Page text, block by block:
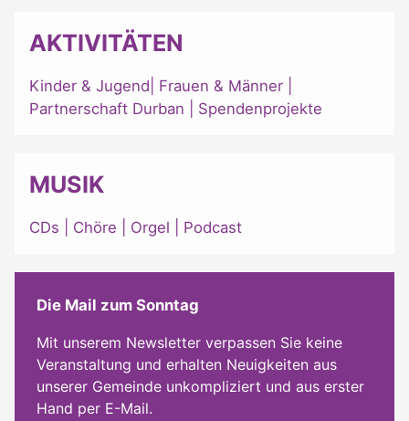
AKTIVITÄTEN
Kinder & Jugend Frauen & Männer
Partnerschaft Durban
Spendenprojekte
MUSIK
CDs Chöre Orgel Podcast
Die Mail zum Sonntag
Mit unserem Newsletter verpassen Sie keine
Veranstaltung und erhalten Neuigkeiten aus
unserer Gemeinde unkompliziert und aus erster
Hand per E-Mail.